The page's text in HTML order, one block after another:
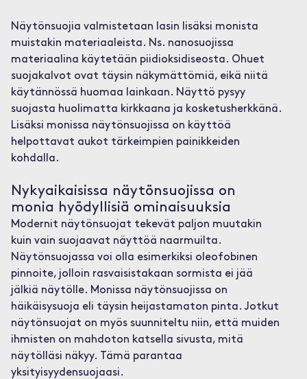
Näytönsuojia valmistetaan lasin lisäksi monista
muistakin materiaaleista. Ns. nanosuojissa
materiaalina käytetään piidioksidiseosta. Ohuet
suojakalvot ovat täysin näkymättömiä, eikä niitä
käytännössä huomaa lainkaan. Näyttö pysyy
suojasta huolimatta kirkkaana ja kosketusherkkänä.
Lisäksi monissa näytönsuojissa on käyttöä
helpottavat aukot tärkeimpien painikkeiden
kohdalla.
Nykyaikaisissa näytönsuojissa on
monia hyödyllisiä ominaisuuksia
Modernit näytönsuojat tekevät paljon muutakin
kuin vain suojaavat näyttöä naarmuilta.
Näytönsuojassa voi olla esimerkiksi oleofobinen
pinnoite, jolloin rasvaisistakaan sormista ei jää
jälkiä näytölle. Monissa näytönsuojissa on
häikäisysuoja eli täysin heijastamaton pinta. Jotkut
näytönsuojat on myös suunniteltu niin, että muiden
ihmisten on mahdoton katsella sivusta, mitä
näytölläsi näkyy. Tämä parantaa
yksityisyydensuojaasi.